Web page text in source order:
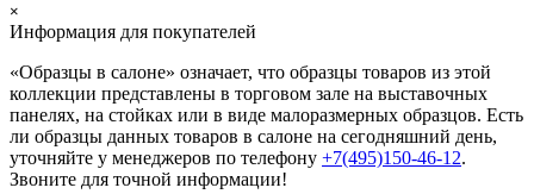
×
Информация для покупателей
«Образцы в салоне» означает, что образцы товаров из этой
коллекции представлены в торговом зале на выставочных
панелях, на стойках или в виде малоразмерных образцов. Есть
ли образцы данных товаров в салоне на сегодняшний день,
уточняйте у менеджеров по телефону +7(495)150-46-12.
Звоните для точной информации!